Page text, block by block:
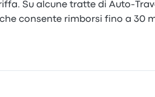
Su alcune tratte di Auto-
consente rimborsi fino a 30